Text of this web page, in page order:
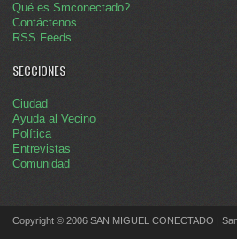
Qué es Smconectado?
Contáctenos
RSS Feeds
SECCIONES
Ciudad
Ayuda al Vecino
Política
Entrevistas
Comunidad
Copyright © 2006 SAN MIGUEL CONECTADO |